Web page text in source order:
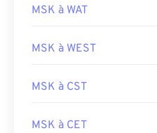
MSK à WAT
MSK à WEST
MSK à CST
MSK à CET